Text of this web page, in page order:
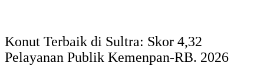
Konut Terbaik di Sultra: Skor 4,32
Pelayanan Publik Kemenpan-RB. 2026